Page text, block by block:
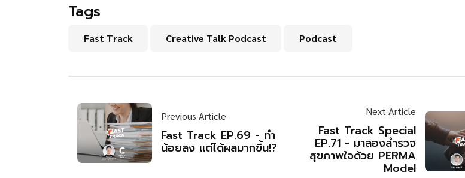
Tags
Fast Track Creative Talk Podcast Podcast
Previous Article
Fast Track EP.69 - ทำ
น้อยลง แต่ได้ผลมากขึ้น!?
Next Article
Fast Track Special
EP.71 - มาลองสำรวจ
สุขภาพใจด้วย PERMA
Model